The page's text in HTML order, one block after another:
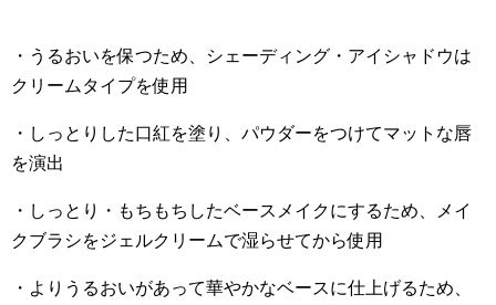
・うるおいを保つため、シェーディング・アイシャドウは
クリームタイプを使用
・しっとりした口紅を塗り、パウダーをつけてマットな唇
を演出
・しっとり・もちもちしたベースメイクにするため、メイ
クブラシをジェルクリームで湿らせてから使用
・よりうるおいがあって華やかなベースに仕上げるため、